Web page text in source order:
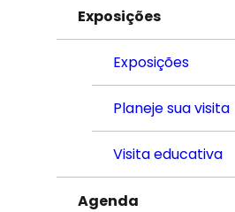
Exposições
Exposições
Planeje sua visita
Visita educativa
Agenda